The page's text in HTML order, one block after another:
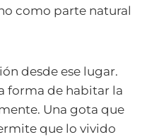
como parte natural
desde ese lugar.
forma de habitar la
Una gota que
que lo vivido